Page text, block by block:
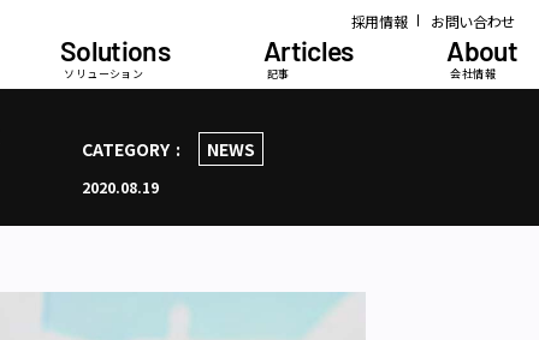
採用情報 お問い合わせ
Solutions
ソリューション
Articles
記事
About
会社情報
CATEGORY NEWS
2020.08.19